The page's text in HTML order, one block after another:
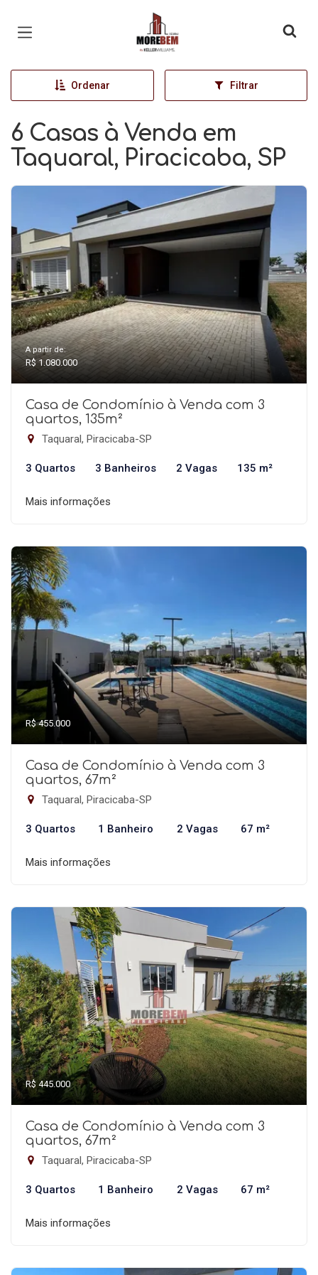
Página inicial
Ordenar Filtrar
6 Casas à Venda em
Taquaral, Piracicaba, SP
A partir de:
R$ 1.080.000
Casa de Condomínio à Venda com 3
quartos, 135m²
Taquaral, Piracicaba-SP
3 Quartos 3 Banheiros 2 Vagas 135 m²
Mais informações
R$ 455.000
Casa de Condomínio à Venda com 3
quartos, 67m²
Taquaral, Piracicaba-SP
3 Quartos 1 Banheiro 2 Vagas 67 m²
Mais informações
R$ 445.000
Casa de Condomínio à Venda com 3
quartos, 67m²
Taquaral, Piracicaba-SP
3 Quartos 1 Banheiro 2 Vagas 67 m²
Mais informações